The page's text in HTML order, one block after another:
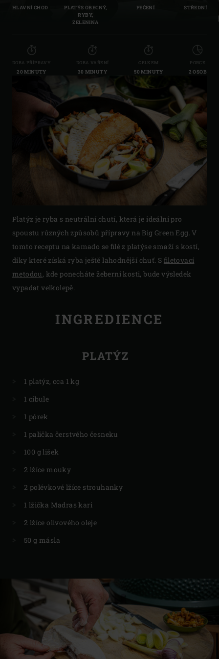
HLAVNÍ CHOD
PLATÝS OBECNÝ,
RYBY,
ZELENINA
PEČENÍ STŘEDNÍ
DOBA PŘÍPRAVY
20 MINUTY
DOBA VAŘENÍ
30 MINUTY
CELKEM
50 MINUTY
PORCE
2 OSOB
Platýz je ryba s neutrální chutí, která je ideální pro
spoustu různých způsobů přípravy na Big Green Egg. V
tomto receptu na kamado se filé z platýse smaží s kostí,
díky které získá ryba ještě lahodnější chuť. S filetovací
metodou , kde ponecháte žeberní kosti, bude výsledek
vypadat velkolepě.
INGREDIENCE
PLATÝZ
1 platýz, cca 1 kg
1 cibule
1 pórek
1 palička čerstvého česneku
100 g lišek
2 lžíce mouky
2 polévkové lžíce strouhanky
1 lžička Madras kari
2 lžíce olivového oleje
50 g másla